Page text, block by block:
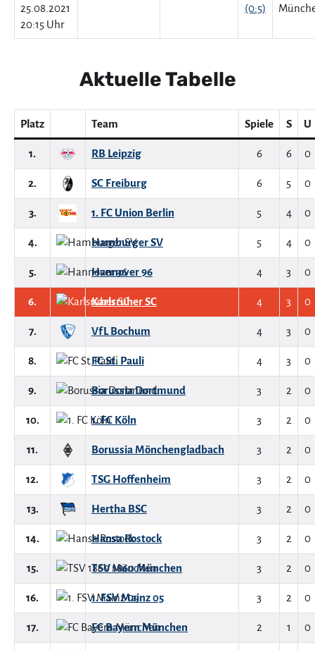
25.08.2021
20:15 Uhr
(0:5)
Aktuelle Tabelle
Platz Team Spiele S U
1. RB Leipzig 6 6 0
2. SC Freiburg 6 5 0
3. 1. FC Union Berlin 5 4 0
4. Hamburger SV 5 4 0
5. Hannover 96 4 3 0
6. Karlsruher SC 4 3 0
7. VfL Bochum 4 3 0
8. FC St. Pauli 4 3 0
9. Borussia Dortmund 3 2 0
10. 1. FC Köln 3 2 0
11. Borussia Mönchengladbach 3 2 0
12. TSG Hoffenheim 3 2 0
13. Hertha BSC 3 2 0
14. Hansa Rostock 3 2 0
15. TSV 1860 München 3 2 0
16. 1. FSV Mainz 05 3 2 0
17. FC Bayern München 2 1 0